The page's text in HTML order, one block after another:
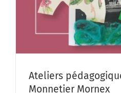
Ateliers
Monnetier Mornex